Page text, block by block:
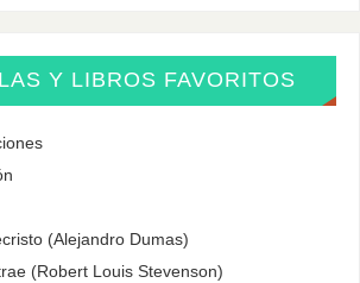
Y LIBROS FAVORITOS
(Alejandro Dumas)
(Robert Louis Stevenson)